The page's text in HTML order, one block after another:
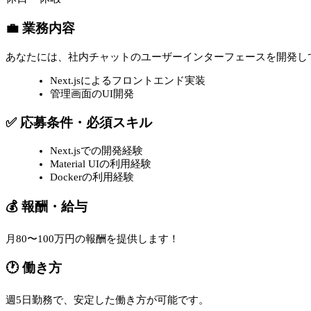
💼 業務内容
あなたには、社内チャットのユーザーインターフェースを開発
Next.jsによるフロントエンド実装
管理画面のUI開発
✅ 応募条件・必須スキル
Next.jsでの開発経験
Material UIの利用経験
Dockerの利用経験
💰 報酬・給与
月80〜100万円の報酬を提供します！
🕐 働き方
週5日勤務で、安定した働き方が可能です。